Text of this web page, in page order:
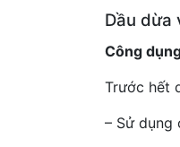
Dầu dừa
Công
Trước hết
– Sử dụng